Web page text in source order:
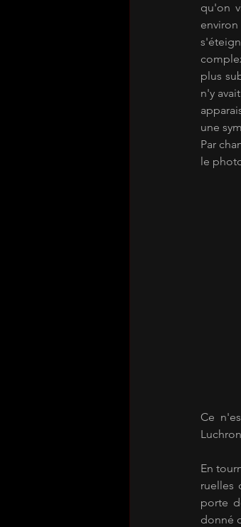
qu'on
plus
n'y
une
Par
le
Ce
En
ruelles
porte
donné